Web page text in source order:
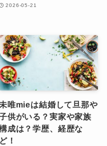
2026-05-21
唯mieは結婚して旦那や
供がいる？実家や家族
成は？学歴、経歴な
ど！